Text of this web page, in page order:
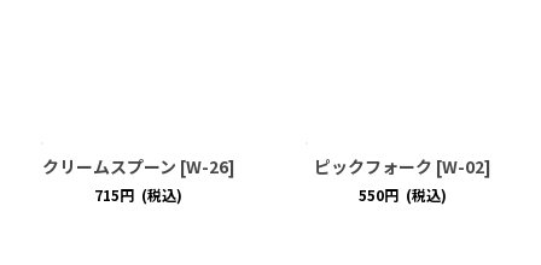
クリームスプーン [W-26]
715円 (税込)
ピックフォーク [W-02]
550円 (税込)